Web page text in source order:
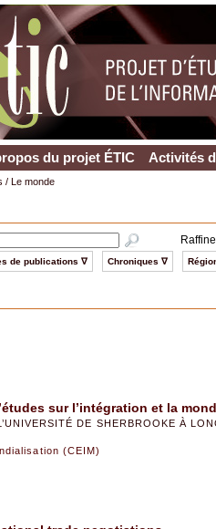
du projet ÉTIC Activités
/ Le monde
de publications ∇ Chroniques ∇
sur l’intégration et la
DE SHERBROOKE À
(CEIM)